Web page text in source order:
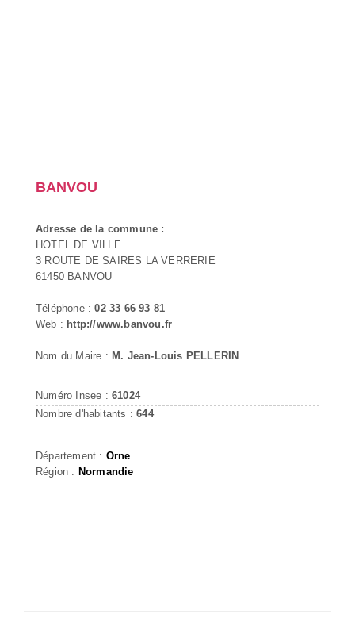
BANVOU
Adresse de la commune :
HOTEL DE VILLE
3 ROUTE DE SAIRES LA VERRERIE
61450 BANVOU
Téléphone :02 33 66 93 81
Web : http://www.banvou.fr
Nom du Maire : M. Jean-Louis PELLERIN
Numéro Insee : 61024
Nombre d'habitants :644
Département : Orne
Région : Normandie